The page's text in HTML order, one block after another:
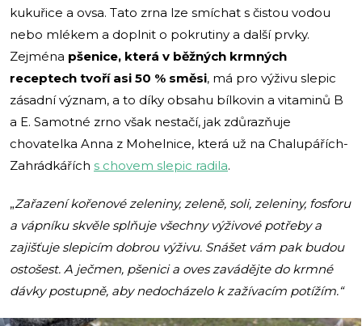
kukuřice a ovsa. Tato zrna lze smíchat s čistou vodou
nebo mlékem a doplnit o pokrutiny a další prvky.
Zejména pšenice, která v běžných krmných
receptech tvoří asi 50 % směsi, má pro výživu slepic
zásadní význam, a to díky obsahu bílkovin a vitaminů B
a E. Samotné zrno však nestačí, jak zdůrazňuje
chovatelka Anna z Mohelnice, která už na Chalupářích-
Zahrádkářích s chovem slepic radila.
„Zařazení kořenové zeleniny, zeleně, soli, zeleniny, fosforu
a vápníku skvěle splňuje všechny výživové potřeby a
zajišťuje slepicím dobrou výživu. Snášet vám pak budou
ostošest. A ječmen, pšenici a oves zavádějte do krmné
dávky postupně, aby nedocházelo k zažívacím potížím.“